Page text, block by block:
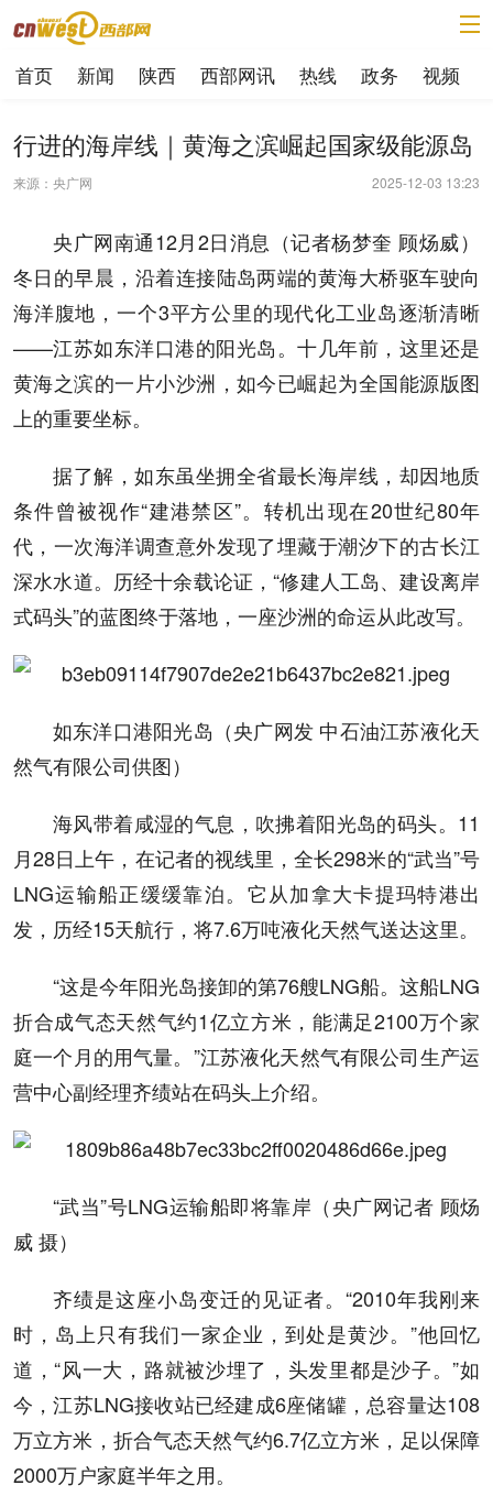
首页 新闻 陕西 西部网讯 热线 政务 视频
行进的海岸线｜黄海之滨崛起国家级能源岛
来源：央广网 2025-12-03 13:23
央广网南通12月2日消息（记者杨梦奎 顾炀威）
冬日的早晨，沿着连接陆岛两端的黄海大桥驱车驶向
海洋腹地，一个3平方公里的现代化工业岛逐渐清晰
——江苏如东洋口港的阳光岛。十几年前，这里还是
黄海之滨的一片小沙洲，如今已崛起为全国能源版图
上的重要坐标。
据了解，如东虽坐拥全省最长海岸线，却因地质
条件曾被视作“建港禁区”。转机出现在20世纪80年
代，一次海洋调查意外发现了埋藏于潮汐下的古长江
深水水道。历经十余载论证，“修建人工岛、建设离岸
式码头”的蓝图终于落地，一座沙洲的命运从此改写。
如东洋口港阳光岛（央广网发 中石油江苏液化天
然气有限公司供图）
海风带着咸湿的气息，吹拂着阳光岛的码头。11
月28日上午，在记者的视线里，全长298米的“武当”号
LNG运输船正缓缓靠泊。它从加拿大卡提玛特港出
发，历经15天航行，将7.6万吨液化天然气送达这里。
“这是今年阳光岛接卸的第76艘LNG船。这船LNG
折合成气态天然气约1亿立方米，能满足2100万个家
庭一个月的用气量。”江苏液化天然气有限公司生产运
营中心副经理齐绩站在码头上介绍。
“武当”号LNG运输船即将靠岸（央广网记者 顾炀
威 摄）
齐绩是这座小岛变迁的见证者。“2010年我刚来
时，岛上只有我们一家企业，到处是黄沙。”他回忆
道，“风一大，路就被沙埋了，头发里都是沙子。”如
今，江苏LNG接收站已经建成6座储罐，总容量达108
万立方米，折合气态天然气约6.7亿立方米，足以保障
2000万户家庭半年之用。